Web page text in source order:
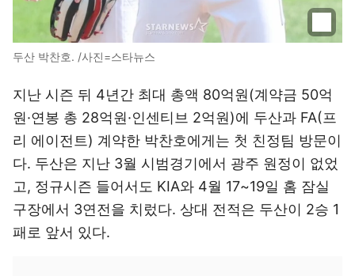
두산 박찬호. /사진=스타뉴스
지난 시즌 뒤 4년간 최대 총액 80억원(계약금 50억
원·연봉 총 28억원·인센티브 2억원)에 두산과 FA(프
리 에이전트) 계약한 박찬호에게는 첫 친정팀 방문이
다. 두산은 지난 3월 시범경기에서 광주 원정이 없었
고, 정규시즌 들어서도 KIA와 4월 17~19일 홈 잠실
구장에서 3연전을 치렀다. 상대 전적은 두산이 2승 1
패로 앞서 있다.